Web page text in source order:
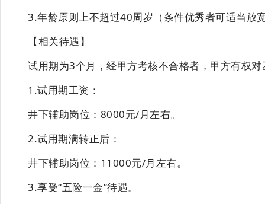
3.年龄原则上不超过40周岁（条件优秀者可适当放
【相关待遇】
试用期为3个月 ，经甲方考核不合格者，甲方有权
1.试用期工资：
井下辅助岗位： 8000元/月左右。
2.试用期满转正后：
井下辅助岗位： 11000元/月左右。
3.享受“五险一金”待遇。